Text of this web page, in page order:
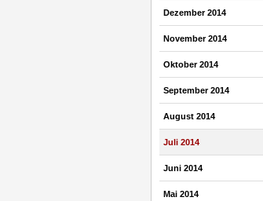
Dezember 2014
November 2014
Oktober 2014
September 2014
August 2014
Juli 2014
Juni 2014
Mai 2014